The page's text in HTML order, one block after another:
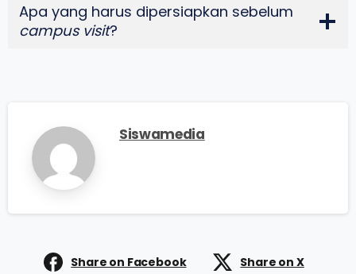
Apa yang harus dipersiapkan sebelum
campus visit?
Siswamedia
Share on Facebook Share on X